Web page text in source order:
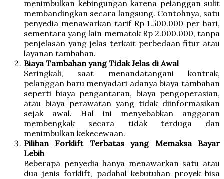
menimbulkan kebingungan karena pelanggan sulit
membandingkan secara langsung. Contohnya, satu
penyedia menawarkan tarif Rp 1.500.000 per hari,
sementara yang lain mematok Rp 2.000.000, tanpa
penjelasan yang jelas terkait perbedaan fitur atau
layanan tambahan.
Biaya Tambahan yang Tidak Jelas di Awal
Seringkali, saat menandatangani kontrak,
pelanggan baru menyadari adanya biaya tambahan
seperti biaya pengantaran, biaya pengoperasian,
atau biaya perawatan yang tidak diinformasikan
sejak awal. Hal ini menyebabkan anggaran
membengkak secara tidak terduga dan
menimbulkan kekecewaan.
Pilihan Forklift Terbatas yang Memaksa Bayar
Lebih
Beberapa penyedia hanya menawarkan satu atau
dua jenis forklift, padahal kebutuhan proyek bisa